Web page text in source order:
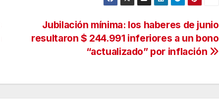
Jubilación mínima: los haberes de junio
resultaron $ 244.991 inferiores a un bono
“actualizado” por inflación